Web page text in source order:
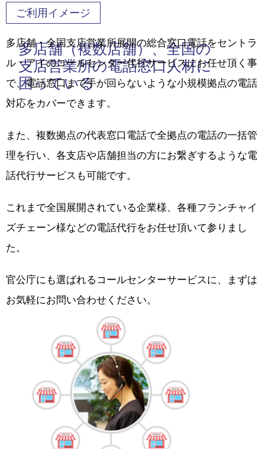
多店舗（複数店舗）、全国の
支店営業所の電話窓口人材に
困っている
ご利用イメージ
多店舗・全国支店営業所展開の総合窓口電話をセントラ
ル・アイのコールセンター代行サービスにお任せ頂く事
で、電話窓口まで手が回らないような小規模拠点の電話
対応をカバーできます。
また、複数拠点の代表窓口電話で全拠点の電話の一括管
理を行い、各支店や店舗担当の方にお繋ぎするような電
話代行サービスも可能です。
これまで全国展開されている企業様、各種フランチャイ
ズチェーン様などの電話代行をお任せ頂いて参りまし
た。
官公庁にも選ばれるコールセンターサービスに、まずは
お気軽にお問い合わせください。